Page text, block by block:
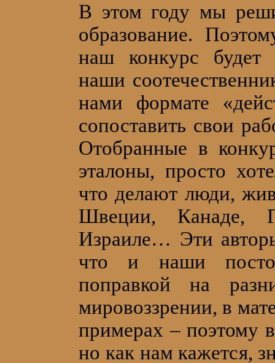
В этом году мы
образование.
наш конкурс
наши
нами формате
сопоставить свои
Отобранные в
эталоны, просто
что делают люди,
Швеции, Канаде,
Израиле… Эти
что и наши
поправкой на
мировоззрении, в
примерах – поэтому
но как нам кажется,